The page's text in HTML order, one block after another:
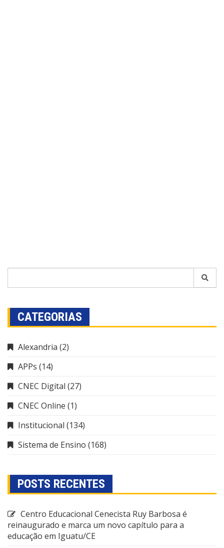
CATEGORIAS
Alexandria (2)
APPs (14)
CNEC Digital (27)
CNEC Online (1)
Institucional (134)
Sistema de Ensino (168)
POSTS RECENTES
Centro Educacional Cenecista Ruy Barbosa é
reinaugurado e marca um novo capítulo para a
educação em Iguatu/CE